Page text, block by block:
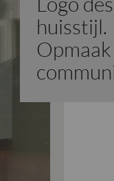
huisstijl.